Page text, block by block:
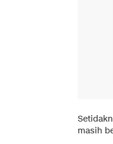
masih